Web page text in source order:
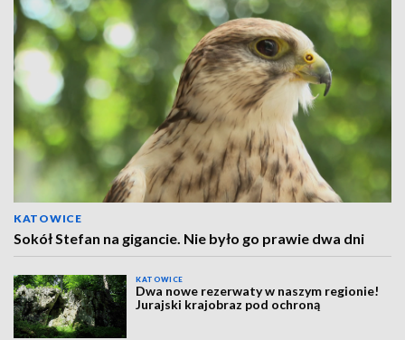
KATOWICE
Sokół Stefan na gigancie. Nie było go prawie dwa dni
KATOWICE
Dwa nowe rezerwaty w naszym regionie!
Jurajski krajobraz pod ochroną